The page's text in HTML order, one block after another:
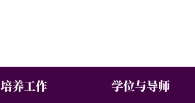
培养工作 学位与导师